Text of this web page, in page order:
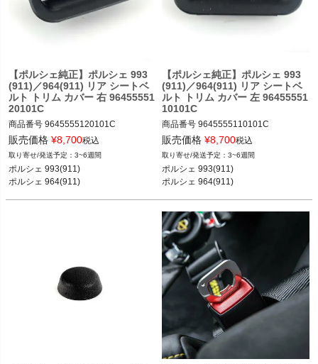
【ポルシェ純正】ポルシェ 993
(911)／964(911) リア シートベ
ルト トリム カバー 右 96455551
20101C
商品番号 9645555120101C
ポルシェ 993(911) カレラ／カレラ4／
ターボ／カレラRS／カレラ4S／ター
ボS／カレラS 93-97
ポルシェ 964(911) カレラ2／カレラ4
／カレラRS／ターボ 89-93
販売価格 ¥8,700税込
3~6週間
ポルシェ 993(911)
ポルシェ 964(911)
【ポルシェ純正】ポルシェ 993
(911)／964(911) リア シートベ
ルト トリム カバー 左 96455551
10101C
商品番号 9645555110101C
ポルシェ 993(911) カレラ／カレラ4／
ターボ／カレラRS／カレラ4S／ター
ボS／カレラS 93-97
ポルシェ 964(911) カレラ2／カレラ4
／カレラRS／ターボ 89-93
販売価格 ¥8,700税込
3~6週間
ポルシェ 993(911)
ポルシェ 964(911)